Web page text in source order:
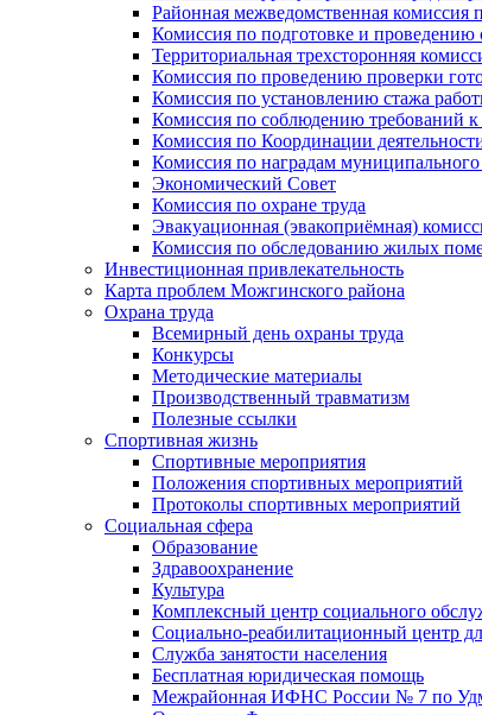
Районная межведомственная
Комиссия по подготовке и проведению
Территориальная трехсторонняя
Комиссия по проведению проверки
Комиссия по установлению стажа
Комиссия по соблюдению требований
Комиссия по Координации
Комиссия по наградам муниципального
Экономический Совет
Комиссия по охране труда
Эвакуационная (эвакоприёмная)
Комиссия по обследованию жилых
Инвестиционная привлекательность
Карта проблем Можгинского района
Охрана труда
Всемирный день охраны труда
Конкурсы
Методические материалы
Производственный травматизм
Полезные ссылки
Спортивная жизнь
Спортивные мероприятия
Положения спортивных мероприятий
Протоколы спортивных мероприятий
Социальная сфера
Образование
Здравоохранение
Культура
Комплексный центр социального
Социально-реабилитационный центр
Служба занятости населения
Бесплатная юридическая помощь
Межрайонная ИФНС России № 7 по